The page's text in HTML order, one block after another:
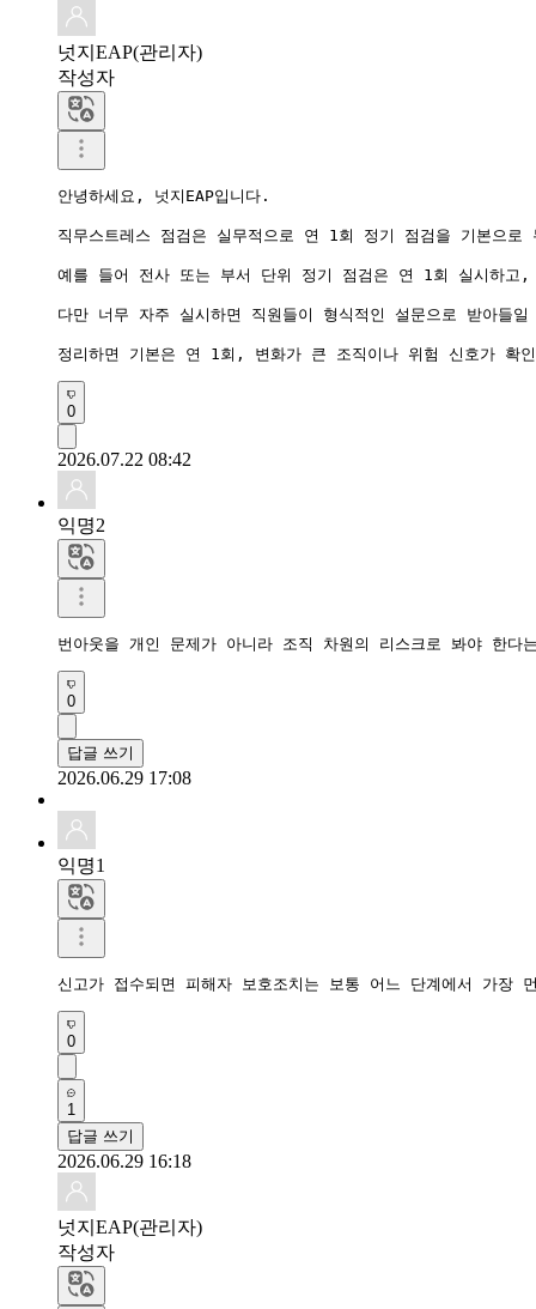
넛지EAP(관리자)
작성자
안녕하세요, 넛지EAP입니다.
직무스트레스 점검은 실무적으로 연 1회 정기 점검을 기본으
예를 들어 전사 또는 부서 단위 정기 점검은 연 1회 실시하
다만 너무 자주 실시하면 직원들이 형식적인 설문으로 받아
0
2026.07.22 08:42
익명2
번아웃을 개인 문제가 아니라 조직 차원의 리스크로 봐야 한다
0
답글 쓰기
2026.06.29 17:08
익명1
신고가 접수되면 피해자 보호조치는 보통 어느 단계에서 가장
0
1
답글 쓰기
2026.06.29 16:18
넛지EAP(관리자)
작성자